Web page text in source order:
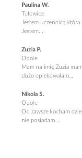
Paulina W.
Tułowice
Jestem uczennicą
Jestem...
Zuzia P.
Opole
Mam na imię Zuzia
dużo opiekowałam...
Nikola S.
Opole
Od zawsze kocham
nie posiadam...